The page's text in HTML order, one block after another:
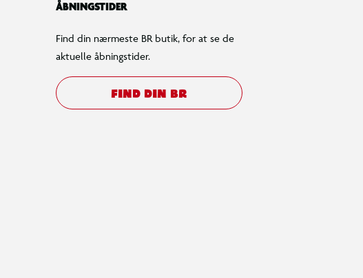
ÅBNINGSTIDER
Find din nærmeste BR butik, for at se de
aktuelle åbningstider.
FIND DIN BR